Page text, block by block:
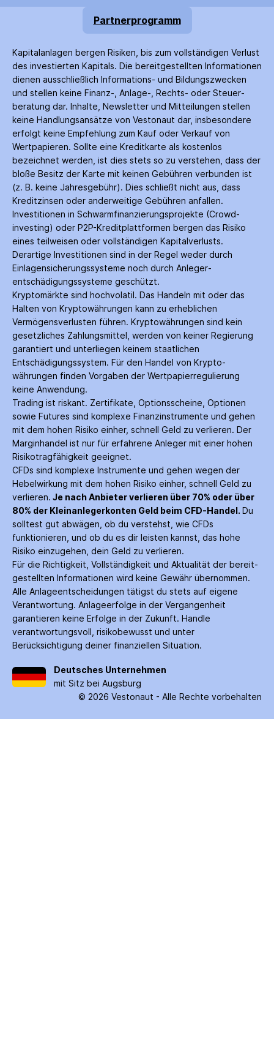
Partnerprogramm
Kapitalanlagen bergen Risiken, bis zum voll­ständigen Verlust
des investierten Kapitals. Die bereitgestellten Informationen
dienen ausschließlich Informations- und Bildungs­zwecken
und stellen keine Finanz-, Anlage-, Rechts- oder Steuer­
beratung dar. Inhalte, Newsletter und Mitteilungen stellen
keine Handlungs­ansätze von Vestonaut dar, insbesondere
erfolgt keine Empfehlung zum Kauf oder Verkauf von
Wertpapieren. Sollte eine Kreditkarte als kostenlos
bezeichnet werden, ist dies stets so zu verstehen, dass der
bloße Besitz der Karte mit keinen Gebühren verbunden ist
(z. B. keine Jahres­gebühr). Dies schließt nicht aus, dass
Kredit­zinsen oder anderweitige Gebühren anfallen.
Investitionen in Schwarm­finanzierungs­projekte (Crowd­
investing) oder P2P-Kredit­plattformen bergen das Risiko
eines teilweisen oder vollständigen Kapitalverlusts.
Derartige Investitionen sind in der Regel weder durch
Einlagen­sicherungs­systeme noch durch Anleger­
entschädigungs­systeme geschützt.
Kryptomärkte sind hochvolatil. Das Handeln mit oder das
Halten von Krypto­währungen kann zu erheblichen
Vermögensverlusten führen. Krypto­währungen sind kein
gesetzliches Zahlungs­mittel, werden von keiner Regierung
garantiert und unterliegen keinem staatlichen
Entschädigungs­system. Für den Handel von Krypto­
währungen finden Vorgaben der Wertpapier­regulierung
keine Anwendung.
Trading ist riskant. Zertifikate, Options­scheine, Optionen
sowie Futures sind komplexe Finanz­instrumente und gehen
mit dem hohen Risiko einher, schnell Geld zu verlieren. Der
Margin­handel ist nur für erfahrene Anleger mit einer hohen
Risiko­tragfähigkeit geeignet.
CFDs sind komplexe Instrumente und gehen wegen der
Hebelwirkung mit dem hohen Risiko einher, schnell Geld zu
verlieren. Je nach Anbieter verlieren über 70% oder über
80% der Kleinanleger­konten Geld beim CFD-Handel. Du
solltest gut abwägen, ob du verstehst, wie CFDs
funktionieren, und ob du es dir leisten kannst, das hohe
Risiko einzugehen, dein Geld zu verlieren.
Für die Richtigkeit, Vollständigkeit und Aktualität der bereit­
gestellten Informationen wird keine Gewähr über­nommen.
Alle Anlage­entscheidungen tätigst du stets auf eigene
Verantwortung. Anlage­erfolge in der Ver­gangenheit
garantieren keine Erfolge in der Zukunft. Handle
verantwortungsvoll, risiko­bewusst und unter
Berücksichtigung deiner finanziellen Situation.
Deutsches Unternehmen
mit Sitz bei Augsburg
© 2026 Vestonaut - Alle Rechte vorbehalten